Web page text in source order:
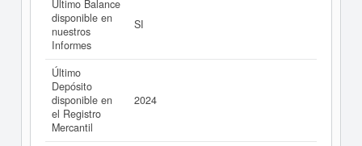
Último Balance
disponible en
nuestros
Informes
SI
Último
Depósito
disponible en
el Registro
Mercantil
2024